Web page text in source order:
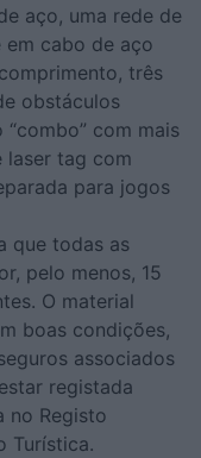
aço, uma rede de
em cabo de aço
três
obstáculos
com mais
laser tag com
para jogos
que todas as
pelo menos, 15
O material
boas condições,
associados
registada
no Registo
Turística.